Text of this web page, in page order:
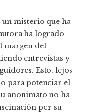
un misterio que ha
ha logrado
margen del
entrevistas y
Esto, lejos
para potenciar el
anonimato no ha
por su